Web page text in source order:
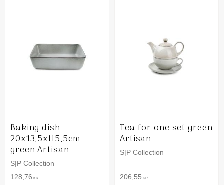
Baking dish
20x13,5xH5,5cm
green Artisan
S|P Collection
128,76 KR
Tea for one set green
Artisan
S|P Collection
206,55 KR